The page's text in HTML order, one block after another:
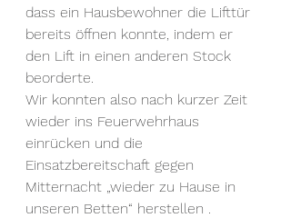
dass ein Hausbewohner die Lifttür
bereits öffnen konnte, indem er
den Lift in einen anderen Stock
beorderte.
Wir konnten also nach kurzer Zeit
wieder ins Feuerwehrhaus
einrücken und die
Einsatzbereitschaft gegen
Mitternacht „wieder zu Hause in
unseren Betten“ herstellen .